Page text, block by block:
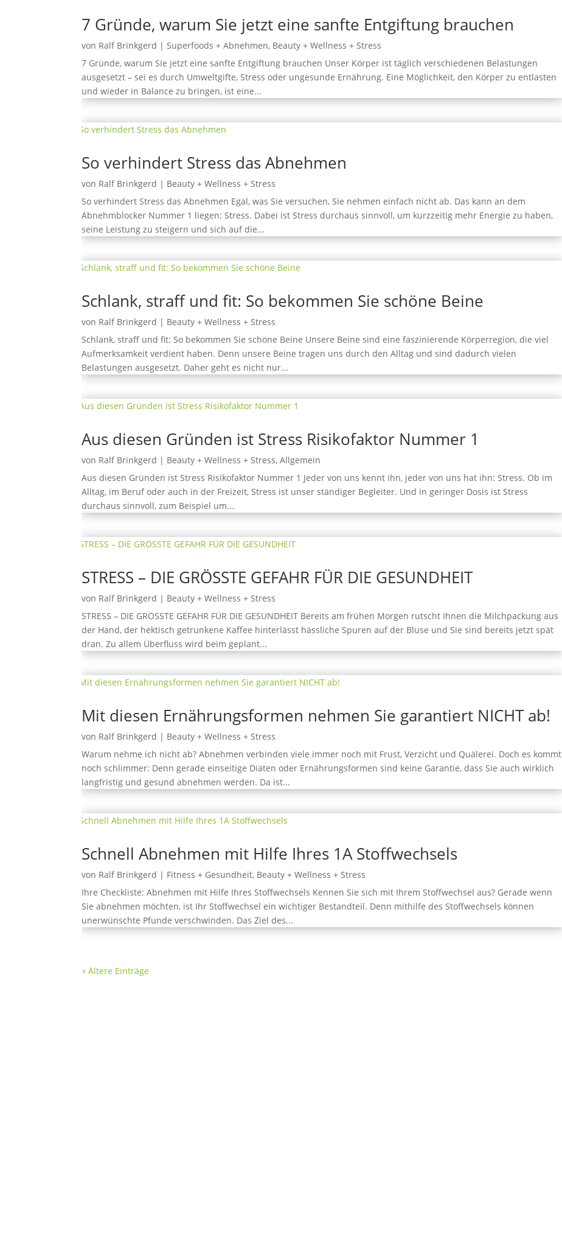
7 Gründe, warum Sie jetzt eine sanfte Entgiftung brauchen
von Ralf Brinkgerd | Superfoods + Abnehmen, Beauty + Wellness + Stress
7 Gründe, warum Sie jetzt eine sanfte Entgiftung brauchen Unser Körper ist täglich verschiedenen Belastungen
ausgesetzt – sei es durch Umweltgifte, Stress oder ungesunde Ernährung. Eine Möglichkeit, den Körper zu entlasten
und wieder in Balance zu bringen, ist eine...
So verhindert Stress das Abnehmen
von Ralf Brinkgerd | Beauty + Wellness + Stress
So verhindert Stress das Abnehmen Egal, was Sie versuchen, Sie nehmen einfach nicht ab. Das kann an dem
Abnehmblocker Nummer 1 liegen: Stress. Dabei ist Stress durchaus sinnvoll, um kurzzeitig mehr Energie zu haben,
seine Leistung zu steigern und sich auf die...
Schlank, straff und fit: So bekommen Sie schöne Beine
von Ralf Brinkgerd | Beauty + Wellness + Stress
Schlank, straff und fit: So bekommen Sie schöne Beine Unsere Beine sind eine faszinierende Körperregion, die viel
Aufmerksamkeit verdient haben. Denn unsere Beine tragen uns durch den Alltag und sind dadurch vielen
Belastungen ausgesetzt. Daher geht es nicht nur...
Aus diesen Gründen ist Stress Risikofaktor Nummer 1
von Ralf Brinkgerd | Beauty + Wellness + Stress,Allgemein
Aus diesen Gründen ist Stress Risikofaktor Nummer 1 Jeder von uns kennt ihn, jeder von uns hat ihn: Stress. Ob im
Alltag, im Beruf oder auch in der Freizeit, Stress ist unser ständiger Begleiter. Und in geringer Dosis ist Stress
durchaus sinnvoll, zum Beispiel um...
STRESS – DIE GRÖSSTE GEFAHR FÜR DIE GESUNDHEIT
von Ralf Brinkgerd | Beauty + Wellness + Stress
STRESS – DIE GRÖSSTE GEFAHR FÜR DIE GESUNDHEIT Bereits am frühen Morgen rutscht Ihnen die Milchpackung aus
der Hand, der hektisch getrunkene Kaffee hinterlässt hässliche Spuren auf der Bluse und Sie sind bereits jetzt spät
dran. Zu allem Überfluss wird beim geplant...
Mit diesen Ernährungsformen nehmen Sie garantiert NICHT ab!
von Ralf Brinkgerd | Beauty + Wellness + Stress
Warum nehme ich nicht ab? Abnehmen verbinden viele immer noch mit Frust, Verzicht und Quälerei. Doch es kommt
noch schlimmer: Denn gerade einseitige Diäten oder Ernährungsformen sind keine Garantie, dass Sie auch wirklich
langfristig und gesund abnehmen werden. Da ist...
Schnell Abnehmen mit Hilfe Ihres 1A Stoffwechsels
von Ralf Brinkgerd | Fitness + Gesundheit, Beauty + Wellness + Stress
Ihre Checkliste: Abnehmen mit Hilfe Ihres Stoffwechsels Kennen Sie sich mit Ihrem Stoffwechsel aus? Gerade wenn
Sie abnehmen möchten, ist Ihr Stoffwechsel ein wichtiger Bestandteil. Denn mithilfe des Stoffwechsels können
unerwünschte Pfunde verschwinden. Das Ziel des...
« Ältere Einträge